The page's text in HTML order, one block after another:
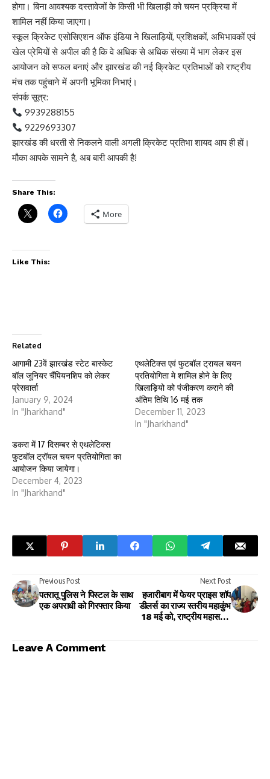
होगा। बिना आवश्यक दस्तावेजों के किसी भी खिलाड़ी को चयन प्रक्रिया में
शामिल नहीं किया जाएगा।
स्कूल क्रिकेट एसोसिएशन ऑफ इंडिया ने खिलाड़ियों, प्रशिक्षकों, अभिभावकों एवं
खेल प्रेमियों से अपील की है कि वे अधिक से अधिक संख्या में भाग लेकर इस
आयोजन को सफल बनाएं और झारखंड की नई क्रिकेट प्रतिभाओं को राष्ट्रीय
मंच तक पहुंचाने में अपनी भूमिका निभाएं।
संपर्क सूत्र:
9939288155
9229693307
झारखंड की धरती से निकलने वाली अगली क्रिकेट प्रतिभा शायद आप ही हों।
मौका आपके सामने है, अब बारी आपकी है!
Share This:
More
Like This:
Related
आगामी 23वें झारखंड स्टेट बास्केट
बॉल जूनियर चैंपियनशिप को लेकर
प्रेसवार्ता
January 9, 2024
In "Jharkhand"
एथलेटिक्स एवं फुटबॉल ट्रायल चयन
प्रतियोगिता मे शामिल होने के लिए
खिलाड़ियो को पंजीकरण कराने की
अंतिम तिथि 16 मई तक
December 11, 2023
In "Jharkhand"
डकरा में 17 दिसम्बर से एथलेटिक्स
फुटबॉल ट्रॉयल चयन प्रतियोगिता का
आयोजन किया जायेगा।
December 4, 2023
In "Jharkhand"
Previous Post
पतरातू पुलिस ने पिस्टल के साथ
एक अपराधी को गिरफ्तार किया
Next Post
हजारीबाग में फेयर प्राइस शॉप
डीलर्स का राज्य स्तरीय महाकुंभ
18 मई को, राष्ट्रीय महासचिव
Leave A Comment